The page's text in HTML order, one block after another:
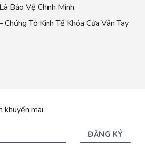
Bảo Vệ Chính Mình.
Chứng Tỏ Kinh Tế Khóa Cửa Vân Tay
khuyến mãi